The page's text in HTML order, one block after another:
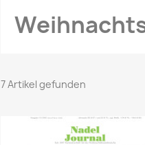
7 Artikel gefunden